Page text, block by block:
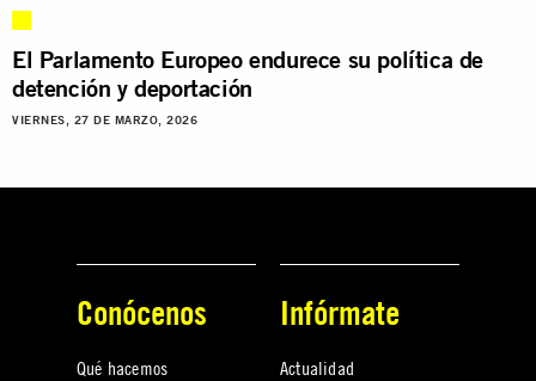
El Parlamento Europeo endurece su política de
detención y deportación
VIERNES, 27 DE MARZO, 2026
Conócenos
Qué hacemos
Infórmate
Actualidad